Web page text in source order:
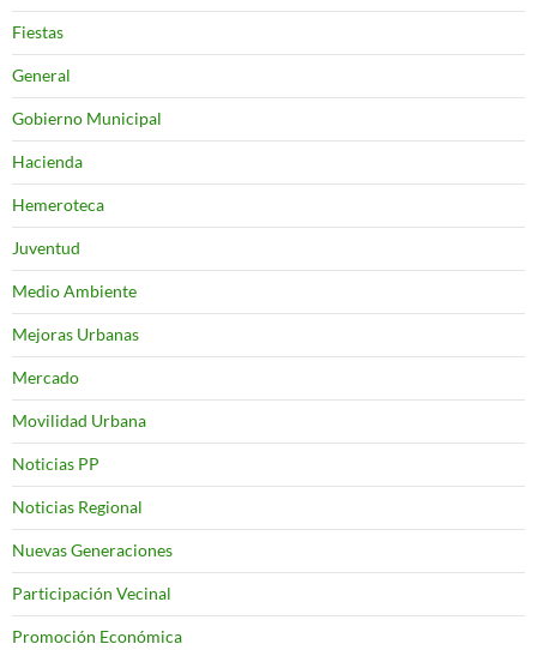
Fiestas
General
Gobierno Municipal
Hacienda
Hemeroteca
Juventud
Medio Ambiente
Mejoras Urbanas
Mercado
Movilidad Urbana
Noticias PP
Noticias Regional
Nuevas Generaciones
Participación Vecinal
Promoción Económica